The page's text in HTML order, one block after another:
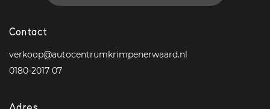
Contact
verkoop@autocentrumkrimpenerwaard.nl
0180-2017 07